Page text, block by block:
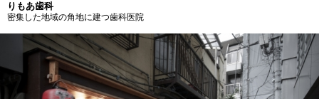
りもあ歯科
密集した地域の角地に建つ歯科医院